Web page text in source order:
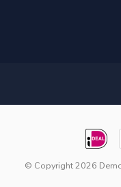
© Copyright 2026